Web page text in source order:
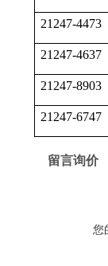
21247-4473
21247-4637
21247-8903
21247-6747
留言询价
您